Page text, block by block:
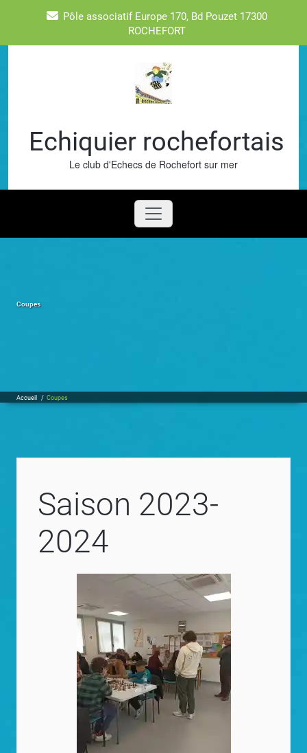
Pôle associatif Europe 170, Bd Pouzet 17300
ROCHEFORT
Echiquier rochefortais
Le club d'Echecs de Rochefort sur mer
Coupes
Accueil / Coupes
Saison 2023-
2024